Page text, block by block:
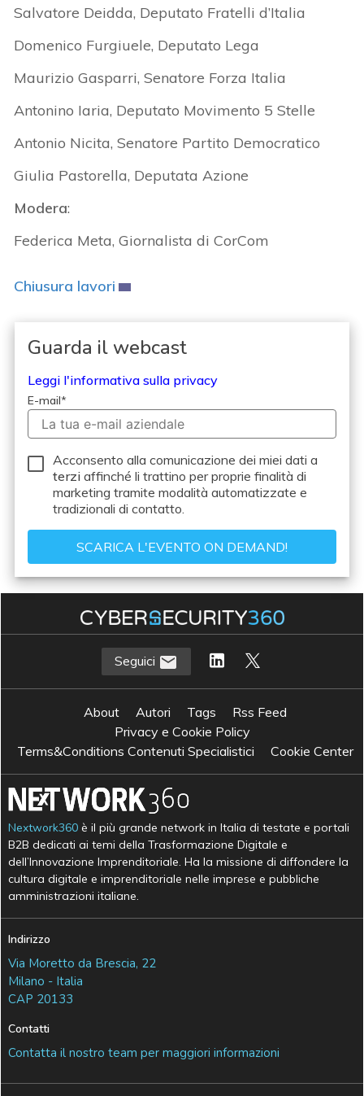
Salvatore Deidda, Deputato Fratelli d’Italia
Domenico Furgiuele, Deputato Lega
Maurizio Gasparri, Senatore Forza Italia
Antonino Iaria, Deputato Movimento 5 Stelle
Antonio Nicita, Senatore Partito Democratico
Giulia Pastorella, Deputata Azione
Modera:
Federica Meta, Giornalista di CorCom
Chiusura lavori
Guarda il webcast
Leggi l'informativa sulla privacy
E-mail*
Acconsento alla comunicazione dei miei dati a
terzi affinché li trattino per proprie finalità di
marketing tramite modalità automatizzate e
tradizionali di contatto.
Seguici
About Autori Tags
Rss Feed
Privacy e Cookie Policy
Terms&Conditions Contenuti Specialistici
Cookie Center
Nextwork360 è il più grande network in Italia di testate e portali
B2B dedicati ai temi della Trasformazione Digitale e
dell’Innovazione Imprenditoriale. Ha la missione di diffondere la
cultura digitale e imprenditoriale nelle imprese e pubbliche
amministrazioni italiane.
Indirizzo
Via Moretto da Brescia, 22
Milano - Italia
CAP 20133
Contatti
Contatta il nostro team per maggiori informazioni